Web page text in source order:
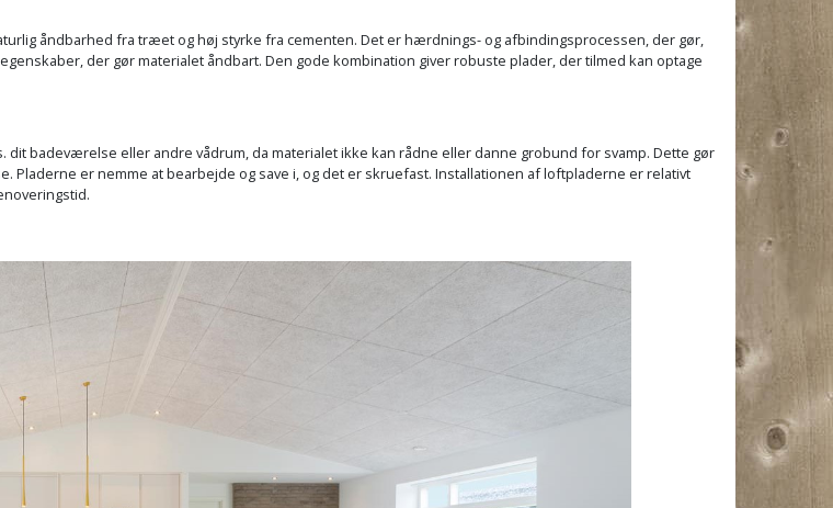
åndbarhed fra træet og høj styrke fra cementen. Det er hærdnings- og afbindingsprocessen, der gør,
der gør materialet åndbart. Den gode kombination giver robuste plader, der tilmed kan optage
badeværelse eller andre vådrum, da materialet ikke kan rådne eller danne grobund for svamp. Dette gør
Pladerne er nemme at bearbejde og save i, og det er skruefast. Installationen af loftpladerne er relativt